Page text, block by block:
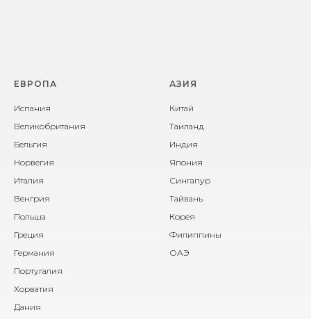
ЕВРОПА
Испания
Великобритания
Бельгия
Норвегия
Италия
Венгрия
Польша
Греция
Германия
Португалия
Хорватия
Дания
АЗИЯ
Китай
Таиланд
Индия
Япония
Сингапур
Тайвань
Корея
Филиппины
ОАЭ